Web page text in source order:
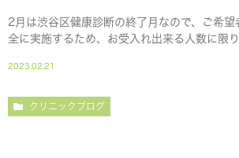
2月は渋谷区健康診断の終了月なので、ご希望
全に実施するため、お受入れ出来る人数に限
2023.02.21
クリニックブログ